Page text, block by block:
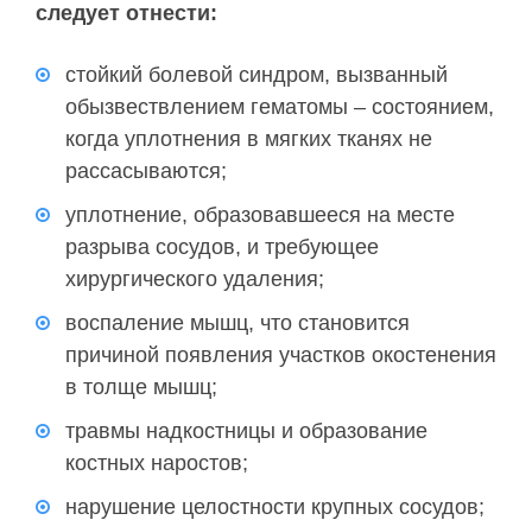
следует отнести:
стойкий болевой синдром, вызванный
обызвествлением гематомы – состоянием,
когда уплотнения в мягких тканях не
рассасываются;
уплотнение, образовавшееся на месте
разрыва сосудов, и требующее
хирургического удаления;
воспаление мышц, что становится
причиной появления участков окостенения
в толще мышц;
травмы надкостницы и образование
костных наростов;
нарушение целостности крупных сосудов;